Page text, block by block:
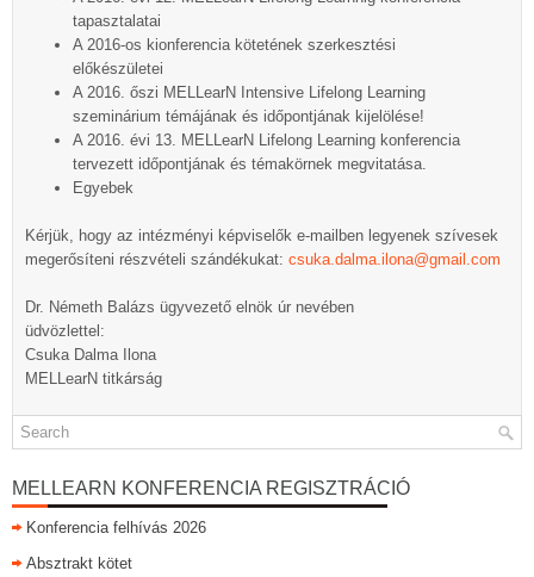
tapasztalatai
A 2016-os kionferencia kötetének szerkesztési
előkészületei
A 2016. őszi MELLearN Intensive Lifelong Learning
szeminárium témájának és időpontjának kijelölése!
A 2016. évi 13. MELLearN Lifelong Learning konferencia
tervezett időpontjának és témakörnek megvitatása.
Egyebek
Kérjük, hogy az intézményi képviselők e-mailben legyenek szívesek
megerősíteni részvételi szándékukat: csuka.dalma.ilona@gmail.com
Dr. Németh Balázs ügyvezető elnök úr nevében
üdvözlettel:
Csuka Dalma Ilona
MELLearN titkárság
MELLEARN KONFERENCIA REGISZTRÁCIÓ
Konferencia felhívás 2026
Absztrakt kötet